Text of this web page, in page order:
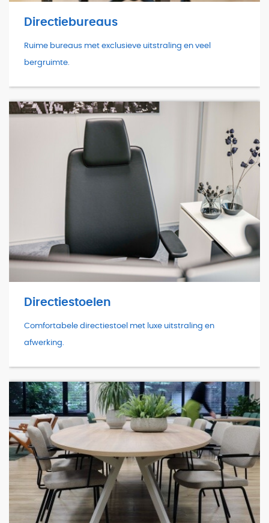
Directiebureaus
Ruime bureaus met exclusieve uitstraling en veel
bergruimte.
Directiestoelen
Comfortabele directiestoel met luxe uitstraling en
afwerking.